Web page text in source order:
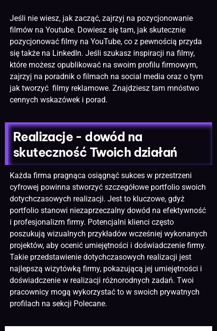
Jeśli nie wiesz, jak zacząć, zajrzyj na pozycjonowanie
filmów na Youtube. Dowiesz się tam, jak skutecznie
pozycjonować filmy na YouTube, co z pewnością przyda
się także na LinkedIn. Jeśli szukasz inspiracji na filmy,
które możesz opublikować na swoim profilu firmowym,
zajrzyj na poradnik o filmach na social media oraz o tym
jak tworzyć filmy reklamowe. Znajdziesz tam mnóstwo
cennych wskazówek i porad.
Realizacje - dowód na
skuteczność Twoich działań
Każda firma pragnąca osiągnąć sukces w przestrzeni
cyfrowej powinna stworzyć szczegółowe portfolio swoich
dotychczasowych realizacji. Jest to kluczowe, gdyż
portfolio stanowi niezaprzeczalny dowód na efektywność
i profesjonalizm firmy. Potencjalni klienci często
poszukują wizualnych przykładów wcześniej wykonanych
projektów, aby ocenić umiejętności i doświadczenie firmy.
Takie przedstawienie dotychczasowych realizacji jest
najlepszą wizytówką firmy, pokazującą jej umiejętności i
doświadczenie w realizacji różnorodnych zadań. Twoi
pracownicy mogą wykorzystać to w swoich prywatnych
profilach na sekcji Polecane.